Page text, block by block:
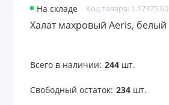
На складе Код товара: 1.17375.60
Халат махровый Aeris, белый
Всего в наличии: 244шт.
Свободный остаток: 234шт.